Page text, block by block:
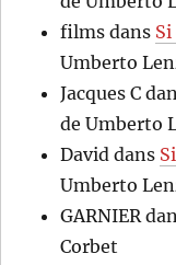
films dans
Umberto
Jacques C
de Umberto
David dans
Umberto
GARNIER
Corbet